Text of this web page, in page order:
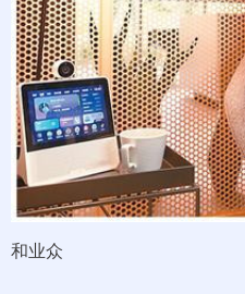
和业众